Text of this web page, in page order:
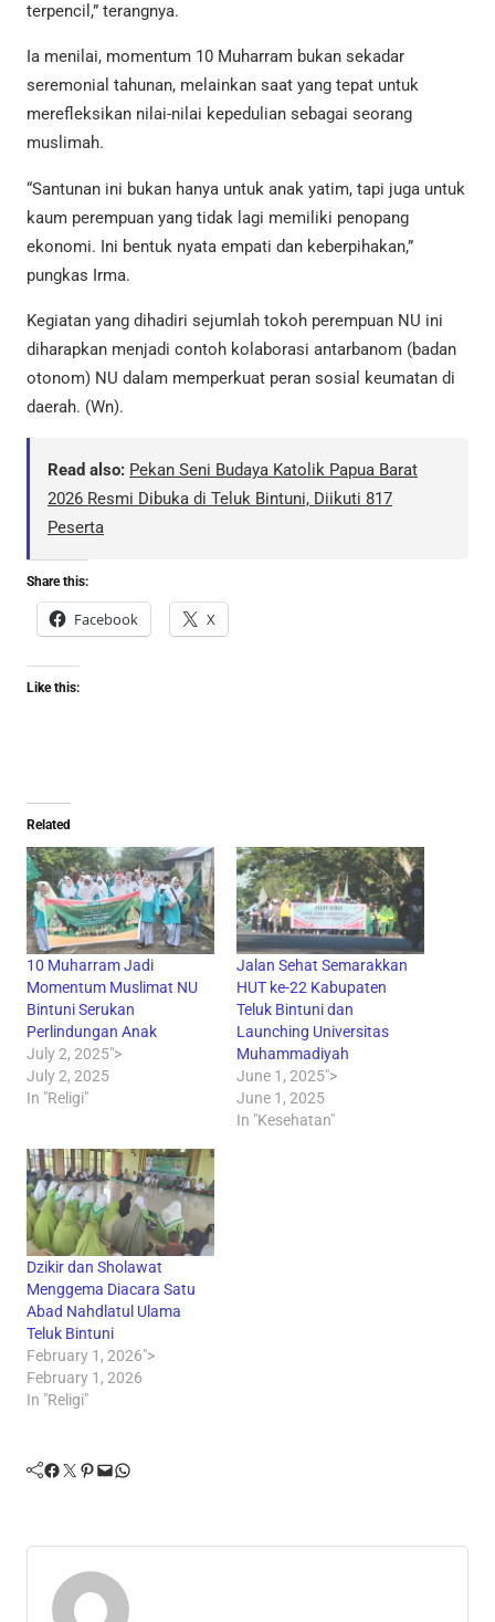
terpencil,” terangnya.
Ia menilai, momentum 10 Muharram bukan sekadar
seremonial tahunan, melainkan saat yang tepat untuk
merefleksikan nilai-nilai kepedulian sebagai seorang
muslimah.
“Santunan ini bukan hanya untuk anak yatim, tapi juga untuk
kaum perempuan yang tidak lagi memiliki penopang
ekonomi. Ini bentuk nyata empati dan keberpihakan,”
pungkas Irma.
Kegiatan yang dihadiri sejumlah tokoh perempuan NU ini
diharapkan menjadi contoh kolaborasi antarbanom (badan
otonom) NU dalam memperkuat peran sosial keumatan di
daerah. (Wn).
Read also: Pekan Seni Budaya Katolik Papua Barat
2026 Resmi Dibuka di Teluk Bintuni, Diikuti 817
Peserta
Share this:
Facebook X
Like this:
Related
10 Muharram Jadi
Momentum Muslimat NU
Bintuni Serukan
Perlindungan Anak
July 2, 2025">
July 2, 2025
In "Religi"
Jalan Sehat Semarakkan
HUT ke-22 Kabupaten
Teluk Bintuni dan
Launching Universitas
Muhammadiyah
June 1, 2025">
June 1, 2025
In "Kesehatan"
Dzikir dan Sholawat
Menggema Diacara Satu
Abad Nahdlatul Ulama
Teluk Bintuni
February 1, 2026">
February 1, 2026
In "Religi"
Facebook Twitter Pinterest Mail WhatsApp